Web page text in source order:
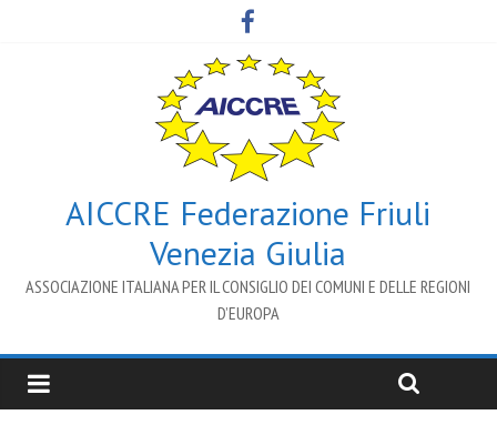
AICCRE Federazione Friuli
Venezia Giulia
ASSOCIAZIONE ITALIANA PER IL CONSIGLIO DEI COMUNI E DELLE REGIONI
D’EUROPA